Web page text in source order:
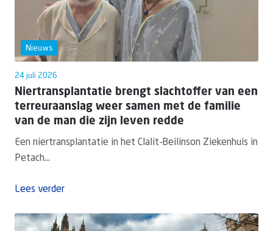
Nieuws
24 juli 2026
Niertransplantatie brengt slachtoffer van een
terreuraanslag weer samen met de familie
van de man die zijn leven redde
Een niertransplantatie in het Clalit-Beilinson Ziekenhuis in
Petach...
Lees verder